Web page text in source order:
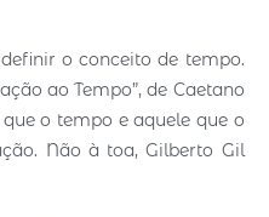
o conceito de tempo.
ao Tempo”, de Caetano
o tempo e aquele que o
Não à toa, Gilberto Gil